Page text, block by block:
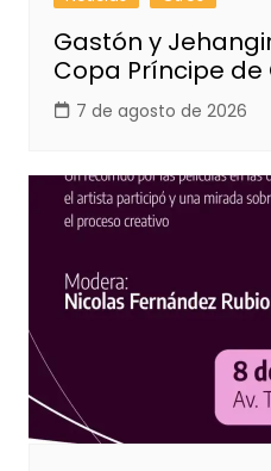
Gastón y
Copa Príncipe de
7 de agosto de 2026